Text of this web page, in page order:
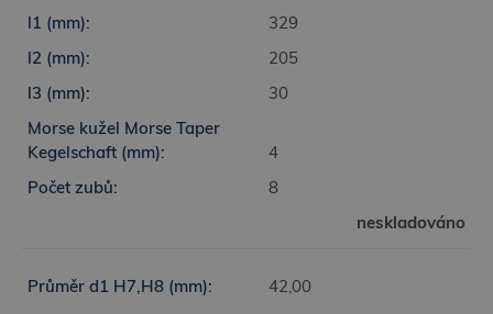
329
205
30
4
8
neskladováno
42,00